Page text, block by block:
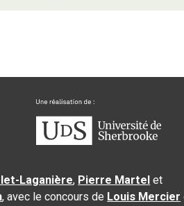
Laganière, Pierre Martel et
, avec le concours de Louis Mercier